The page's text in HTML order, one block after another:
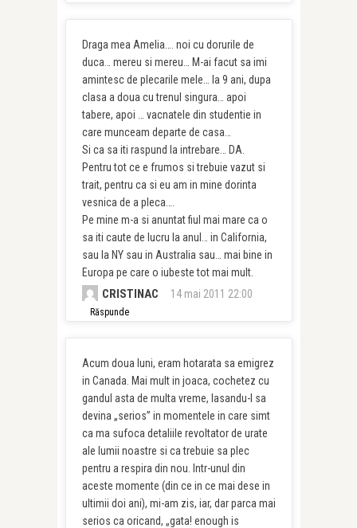
Draga mea Amelia…. noi cu dorurile de
duca… mereu si mereu… M-ai facut sa imi
amintesc de plecarile mele… la 9 ani, dupa
clasa a doua cu trenul singura… apoi
tabere, apoi … vacnatele din studentie in
care munceam departe de casa…
Si ca sa iti raspund la intrebare… DA.
Pentru tot ce e frumos si trebuie vazut si
trait, pentru ca si eu am in mine dorinta
vesnica de a pleca….
Pe mine m-a si anuntat fiul mai mare ca o
sa iti caute de lucru la anul… in California,
sau la NY sau in Australia sau… mai bine in
Europa pe care o iubeste tot mai mult.
CRISTINAC 14 mai 2011 22:00
Răspunde
Acum doua luni, eram hotarata sa emigrez
in Canada. Mai mult in joaca, cochetez cu
gandul asta de multa vreme, lasandu-l sa
devina „serios” in momentele in care simt
ca ma sufoca detaliile revoltator de urate
ale lumii noastre si ca trebuie sa plec
pentru a respira din nou. Intr-unul din
aceste momente (din ce in ce mai dese in
ultimii doi ani), mi-am zis, iar, dar parca mai
serios ca oricand, „gata! enough is